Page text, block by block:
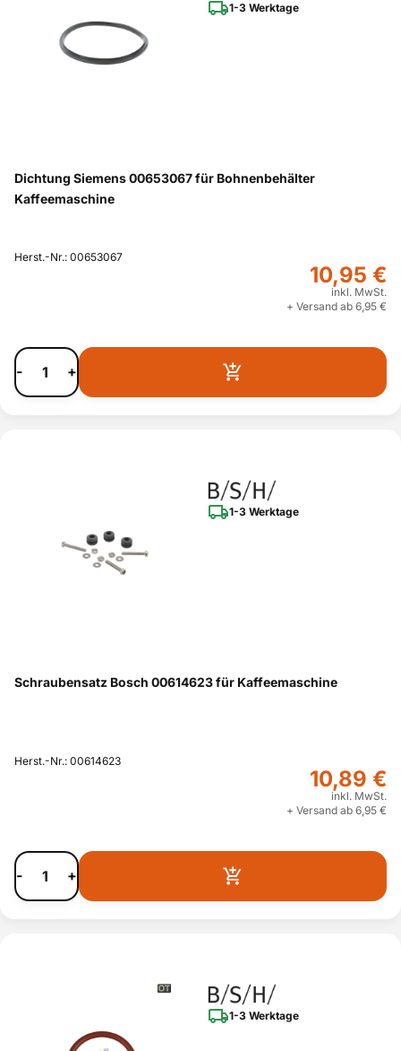
1-3 Werktage
Dichtung Siemens 00653067 für Bohnenbehälter
Kaffeemaschine
Herst.-Nr.: 00653067
10,95 €
inkl. MwSt.
+ Versand ab 6,95 €
- +
1-3 Werktage
Schraubensatz Bosch 00614623 für Kaffeemaschine
Herst.-Nr.: 00614623
10,89 €
inkl. MwSt.
+ Versand ab 6,95 €
- +
1-3 Werktage